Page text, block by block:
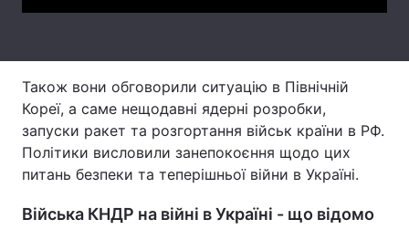
Тема оформлення
Також вони обговорили ситуацію в Північній
Кореї, а саме нещодавні ядерні розробки,
запуски ракет та розгортання військ країни в РФ.
Політики висловили занепокоєння щодо цих
питань безпеки та теперішньої війни в Україні.
Війська КНДР на війні в Україні - що відомо